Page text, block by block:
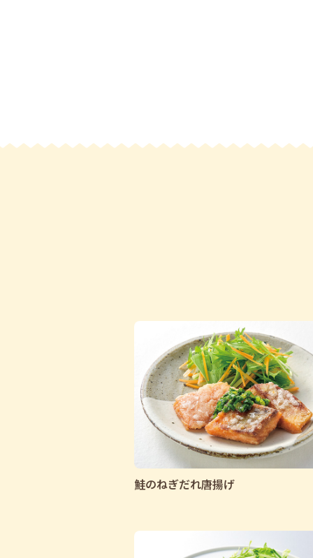
鮭のねぎだれ唐揚げ